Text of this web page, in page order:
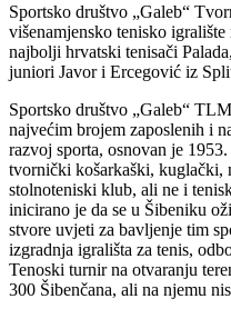
Sportsko društvo „Galeb“
višenamjensko tenisko
najbolji hrvatski tenisači
juniori Javor i Ercegović iz
Sportsko društvo „Galeb“
najvećim brojem zaposlenih i
razvoj sporta, osnovan je
tvornički košarkaški, kuglački,
stolnoteniski klub, ali ne i
inicirano je da se u Šibeniku
stvore uvjeti za bavljenje tim
izgradnja igrališta za tenis,
Tenoski turnir na otvaranju
300 Šibenčana, ali na njemu